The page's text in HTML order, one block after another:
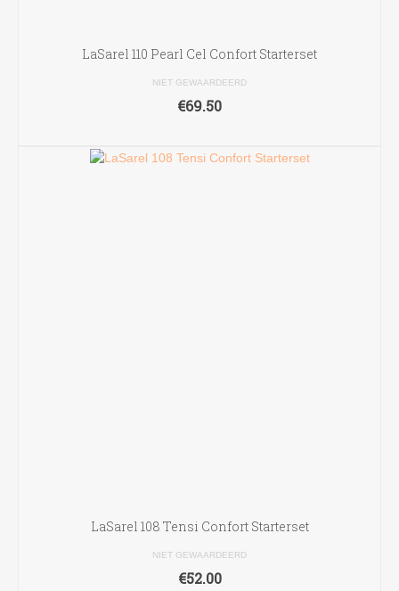
LaSarel 110 Pearl Cel Confort Starterset
NIET GEWAARDEERD
€69.50
LaSarel 108 Tensi Confort Starterset
NIET GEWAARDEERD
€52.00